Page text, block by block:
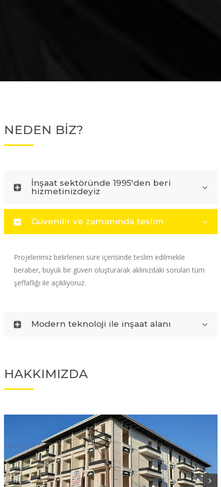
NEDEN BİZ?
İnşaat sektöründe 1995'den beri
hizmetinizdeyiz
Güvenilir ve zamanında teslim
Projelerimiz belirlenen süre içerisinde teslim edilmekle
beraber, büyük bir güven oluşturarak aklınızdaki soruları tüm
şeffaflığı ile açıklıyoruz.
Modern teknoloji ile inşaat alanı
HAKKIMIZDA